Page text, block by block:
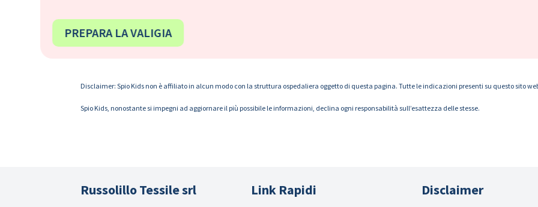
PREPARA LA VALIGIA
Disclaimer: Spio Kids non è affiliato in alcun modo con la struttura ospedaliera oggetto di questa pagina. Tutte le indicazioni presenti su questo sito
Spio Kids, nonostante si impegni ad aggiornare il più possibile le informazioni, declina ogni responsabilità sull’esattezza delle stesse.
Russolillo Tessile srl
Link Rapidi
Disclaimer